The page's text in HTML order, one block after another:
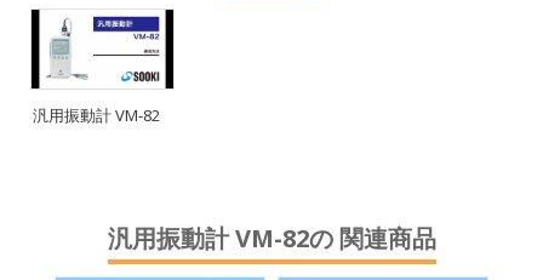
汎用振動計 VM-82
汎用振動計 VM-82の 関連商品